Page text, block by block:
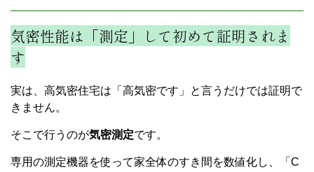
気密性能は「測定」して初めて証明されま
す
実は、高気密住宅は「高気密です」と言うだけでは証明で
きません。
そこで行うのが気密測定です。
専用の測定機器を使って家全体のすき間を数値化し、「C